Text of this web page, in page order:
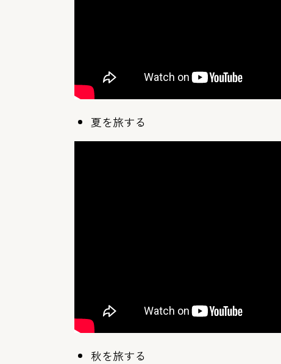
夏を旅する
秋を旅する